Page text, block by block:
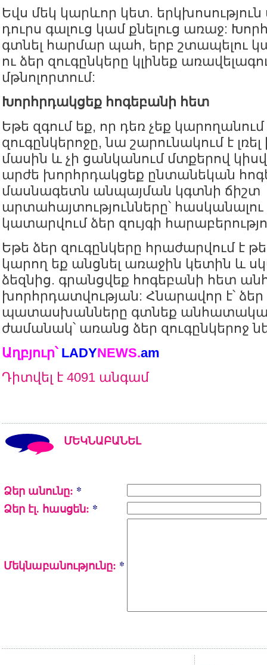
Եվս մեկ կարևոր կետ. երկխոսություն
դուրս գալուց կամ քնելուց առաջ:
գտնել հարմար պահ, երբ շտապելու
ու ձեր զուգընկերը կլինեք
մթնոլորտում:
Խորհրդակցեք հոգեբանի հետ
Եթե զգում եք, որ դեռ չեք կարողանում
զուգընկերոջը, նա շարունակում է
մասին և չի ցանկանում մտքերով
արժե խորհրդակցեք ընտանեկան
մասնագետն անպայման կգտնի ճիշտ
արտահայտությունները՝
կատարվում ձեր զույգի
Եթե ձեր զուգընկերը հրաժարվում է
կարող եք անցնել առաջին կետին և
ձեզնից. գրանցվեք հոգեբանի հետ
խորհրդատվության: Հնարավոր է՝
պատասխանները գտնեք
ժամանակ՝ առանց ձեր զուգընկերոջ
Աղբյուր՝ LADYNEWS.am
Դիտվել է 4091 անգամ
ՄԵԿՆԱԲԱՆԵԼ
Ձեր անունը: *
Ձեր էլ. հասցեն: *
Մեկնաբանությունը: *